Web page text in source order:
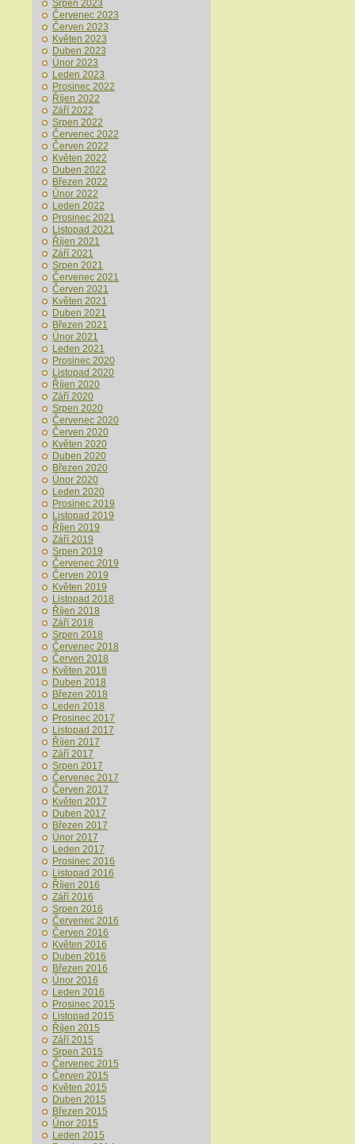
Srpen 2023
Červenec 2023
Červen 2023
Květen 2023
Duben 2023
Únor 2023
Leden 2023
Prosinec 2022
Říjen 2022
Září 2022
Srpen 2022
Červenec 2022
Červen 2022
Květen 2022
Duben 2022
Březen 2022
Únor 2022
Leden 2022
Prosinec 2021
Listopad 2021
Říjen 2021
Září 2021
Srpen 2021
Červenec 2021
Červen 2021
Květen 2021
Duben 2021
Březen 2021
Únor 2021
Leden 2021
Prosinec 2020
Listopad 2020
Říjen 2020
Září 2020
Srpen 2020
Červenec 2020
Červen 2020
Květen 2020
Duben 2020
Březen 2020
Únor 2020
Leden 2020
Prosinec 2019
Listopad 2019
Říjen 2019
Září 2019
Srpen 2019
Červenec 2019
Červen 2019
Květen 2019
Listopad 2018
Říjen 2018
Září 2018
Srpen 2018
Červenec 2018
Červen 2018
Květen 2018
Duben 2018
Březen 2018
Leden 2018
Prosinec 2017
Listopad 2017
Říjen 2017
Září 2017
Srpen 2017
Červenec 2017
Červen 2017
Květen 2017
Duben 2017
Březen 2017
Únor 2017
Leden 2017
Prosinec 2016
Listopad 2016
Říjen 2016
Září 2016
Srpen 2016
Červenec 2016
Červen 2016
Květen 2016
Duben 2016
Březen 2016
Únor 2016
Leden 2016
Prosinec 2015
Listopad 2015
Říjen 2015
Září 2015
Srpen 2015
Červenec 2015
Červen 2015
Květen 2015
Duben 2015
Březen 2015
Únor 2015
Leden 2015